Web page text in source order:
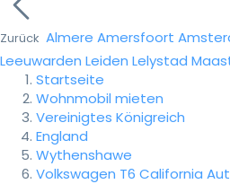
Zurück Almere Amersfoort
Leeuwarden Leiden Lelystad
Startseite
Wohnmobil mieten
Vereinigtes Königreich
England
Wythenshawe
Volkswagen T6 California